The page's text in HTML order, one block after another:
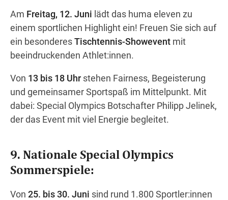
Wegbeschreibung
Am Freitag, 12. Juni lädt das huma eleven zu
einem sportlichen Highlight ein! Freuen Sie sich auf
ein besonderesTischtennis-Showevent mit
beeindruckenden Athlet:innen.
Von 13 bis 18 Uhr stehen Fairness, Begeisterung
und gemeinsamer Sportspaß im Mittelpunkt. Mit
dabei: Special Olympics Botschafter Philipp Jelinek,
der das Event mit viel Energie begleitet.
9. Nationale Special Olympics
Sommerspiele:
Von 25. bis 30. Juni sind rund 1.800 Sportler:innen